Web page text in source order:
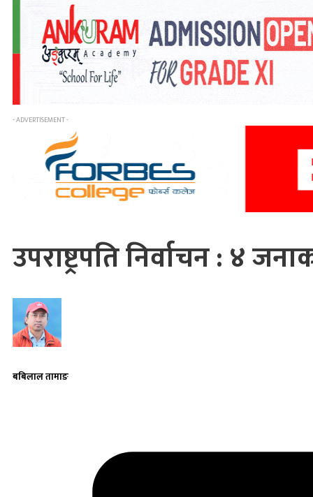
- ADVERTISEMENT -
उपराष्ट्रपति निर्वाचन : ४
बबिलाल तामाङ